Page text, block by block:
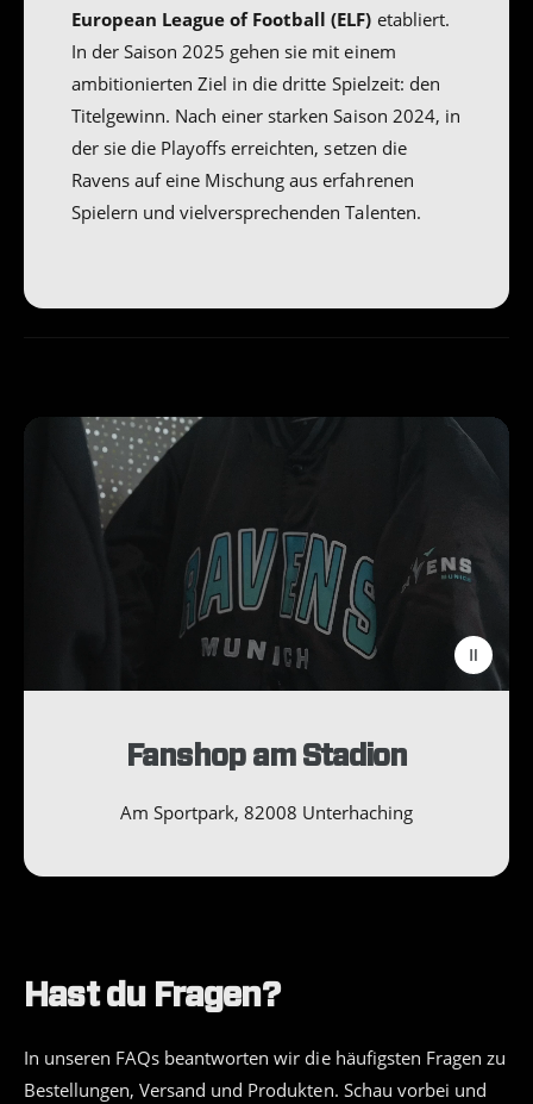
European League of Football (ELF) etabliert.
In der Saison 2025 gehen sie mit einem
ambitionierten Ziel in die dritte Spielzeit: den
Titelgewinn. Nach einer starken Saison 2024, in
der sie die Playoffs erreichten, setzen die
Ravens auf eine Mischung aus erfahrenen
Spielern und vielversprechenden Talenten.
e
Fanshop am Stadion
Am Sportpark, 82008 Unterhaching
Hast du Fragen?
In unseren FAQs beantworten wir die häufigsten Fragen zu
Bestellungen, Versand und Produkten. Schau vorbei und